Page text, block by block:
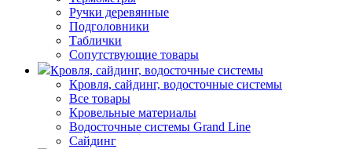
Ручки деревянные
Подголовники
Таблички
Сопутствующие товары
Кровля, сайдинг, водосточные системы
Кровля, сайдинг, водосточные системы
Все товары
Кровельные материалы
Водосточные системы Grand Line
Сайдинг